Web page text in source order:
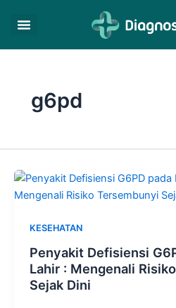
g6pd
KESEHATAN
Penyakit Defisiensi
Lahir : Mengenali
Sejak Dini